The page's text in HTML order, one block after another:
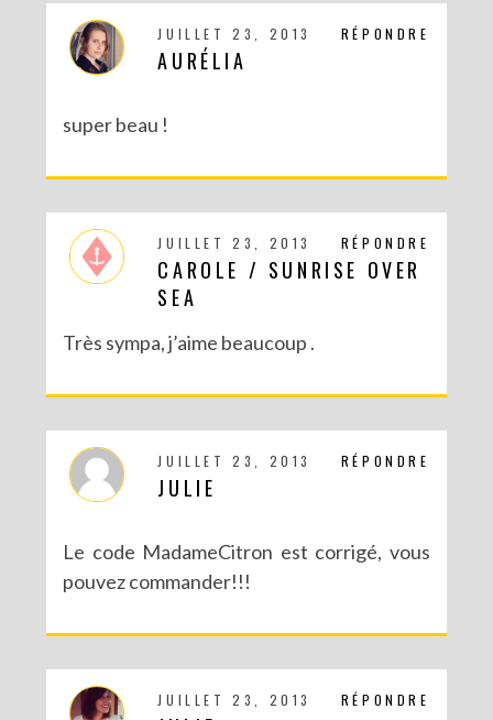
DIY : BRACELET BRÉSILIEN XXL
RÉPONDRE
JUILLET 23, 2013
AURÉLIA
super beau !
RÉPONDRE
JUILLET 23, 2013
CAROLE / SUNRISE OVER
SEA
Très sympa, j’aime beaucoup .
RÉPONDRE
JUILLET 23, 2013
JULIE
Le code MadameCitron est corrigé, vous
pouvez commander!!!
RÉPONDRE
JUILLET 23, 2013